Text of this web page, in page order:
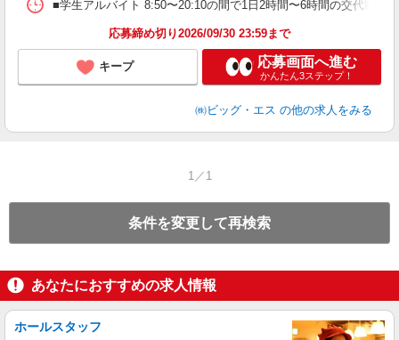
■学生アルバイト 8:50〜20:10の間で1日2時間〜6時間の交代制
応募締め切り2026/09/30 23:59まで
キープ 応募画面へ進む
かんたん3ステップ！
㈱ビッグ・エス の他の求人をみる
1／1
条件を変更して再検索
あなたにおすすめの求人情報
ホールスタッフ